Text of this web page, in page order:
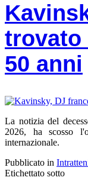
50 anni
La notizia del
2026, ha scosso
internazionale.
Pubblicato in
Etichettato sotto